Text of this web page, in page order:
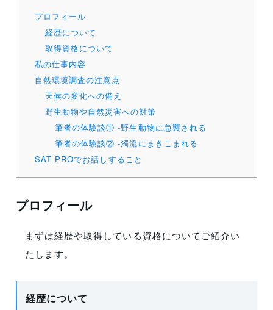
プロフィール
経歴について
取得資格について
私の仕事内容
自然環境調査の注意点
天候の変化への備え
野生動物や自然災害への対策
筆者の体験談① -野生動物に急襲される
筆者の体験談② -濁流にまきこまれる
SAT PROでお話しすること
プロフィール
まずは経歴や取得している資格についてご紹介い
たします。
経歴について